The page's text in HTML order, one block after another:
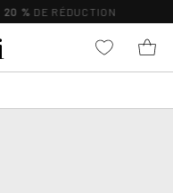
20 % DE RÉDUCTION